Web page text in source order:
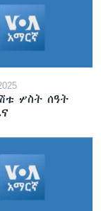
ሦስት ሰዓት